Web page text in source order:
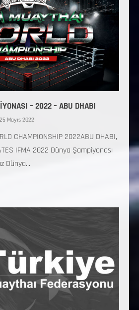
– 2022 – ABU DHABI
25 Mayıs 2022
CHAMPIONSHIP 2022ABU DHABI,
IFMA 2022 Dünya Şampiyonası
Dünya...